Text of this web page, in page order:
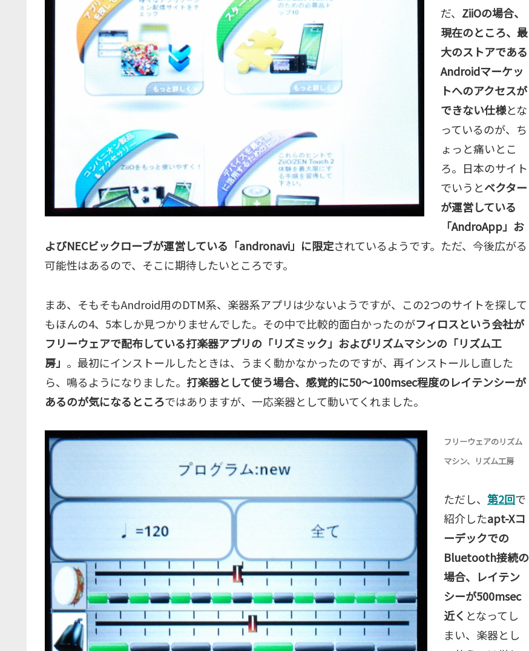
だ、 ZiiOの場合、
現在のところ、最
大のストアである
Androidマーケッ
トへのアクセスが
できない仕様とな
っているのが、ち
ょっと痛いとこ
ろ。日本のサイト
でいうとベクター
が運営している
「AndroApp」お
よびNECビックローブが運営している「andronavi」に限定されているようです。ただ、今後広がる
可能性はあるので、そこに期待したいところです。
まあ、そもそもAndroid用のDTM系、楽器系アプリは少ないようですが、この2つのサイトを探して
もほんの4、5本しか見つかりませんでした。その中で比較的面白かったのがフィロスという会社が
フリーウェアで配布している打楽器アプリの「リズミック」およびリズムマシンの「リズム工
房」 。最初にインストールしたときは、うまく動かなかったのですが、再インストールし直した
ら、鳴るようになりました。 打楽器として使う場合、感覚的に50～100msec程度のレイテンシーが
あるのが気になるところではありますが、一応楽器として動いてくれました。
フリーウェアのリズム
マシン、リズム工房
ただし、 第2回で
紹介したapt-Xコ
ーデックでの
Bluetooth接続の
場合、レイテン
シーが500msec
近く となってし
まい、楽器とし